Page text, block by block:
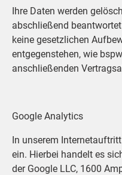
Ihre Daten werden
abschließend
keine gesetzlichen
entgegenstehen, wie
anschließenden
Google Analytics
In unserem
ein. Hierbei handelt es
der Google LLC, 1600